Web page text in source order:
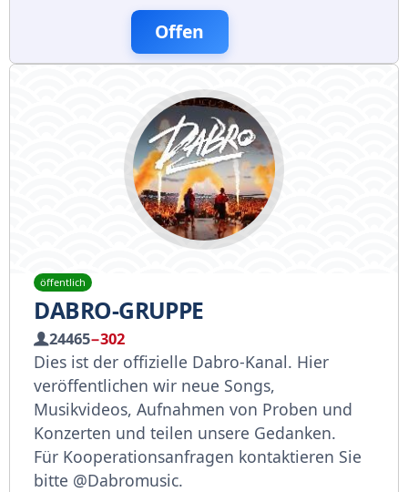
Offen
öffentlich
DABRO-GRUPPE
24465−302
Dies ist der offizielle Dabro-Kanal. Hier
veröffentlichen wir neue Songs,
Musikvideos, Aufnahmen von Proben und
Konzerten und teilen unsere Gedanken.
Für Kooperationsanfragen kontaktieren Sie
bitte @Dabromusic.